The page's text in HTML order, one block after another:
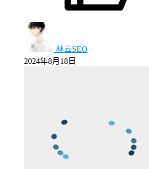
林云SEO
2024年8月18日